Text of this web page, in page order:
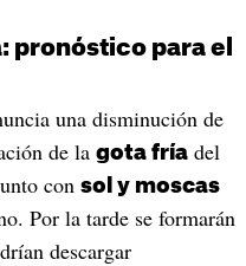
pronóstico para el
una disminución de
de la gota fríadel
con sol y moscas
Por la tarde se formarán
descargar